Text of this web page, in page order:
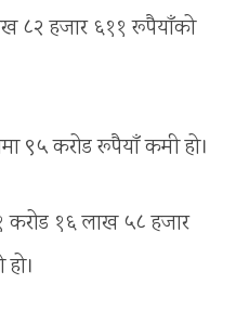
८२ हजार ६११ रूपैयाँको
९५ करोड रूपैयाँ कमी हो।
करोड १६ लाख ५८ हजार